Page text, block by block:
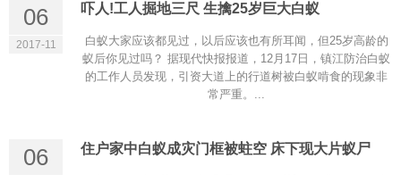
灭飞出的有翅成虫效果好，但用来防治被害物内部 及墙体、地
将白蚁蛀坏的木门、窗框拆下，换上新的木门、
在接触被蛀门、窗框的墙体和泥土中，还有大量的白蚁存在，
木门、窗框就正好成了白蚁的新鲜食料。
06
2017-11
吓人!工人掘地三尺 生擒25岁巨大白蚁
白蚁大家应该都见过，以后应该也有所耳闻，但25岁高龄的
蚁后你见过吗？ 据现代快报报道，12月17日，镇江防治白蚁
的工作人员发现，引资大道上的行道树被白蚁啃食的现象非
常严重。...
06 住户家中白蚁成灾门框被蛀空 床下现大片蚁尸